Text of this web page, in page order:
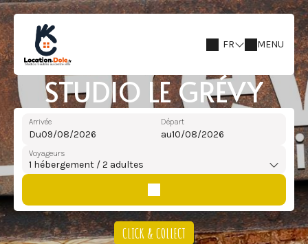
FR MENU
STUDIO LE GRÉVY
Arrivée
Du
Départ
au
Voyageurs
1 hébergement /2 adultes
CLICK & COLLECT